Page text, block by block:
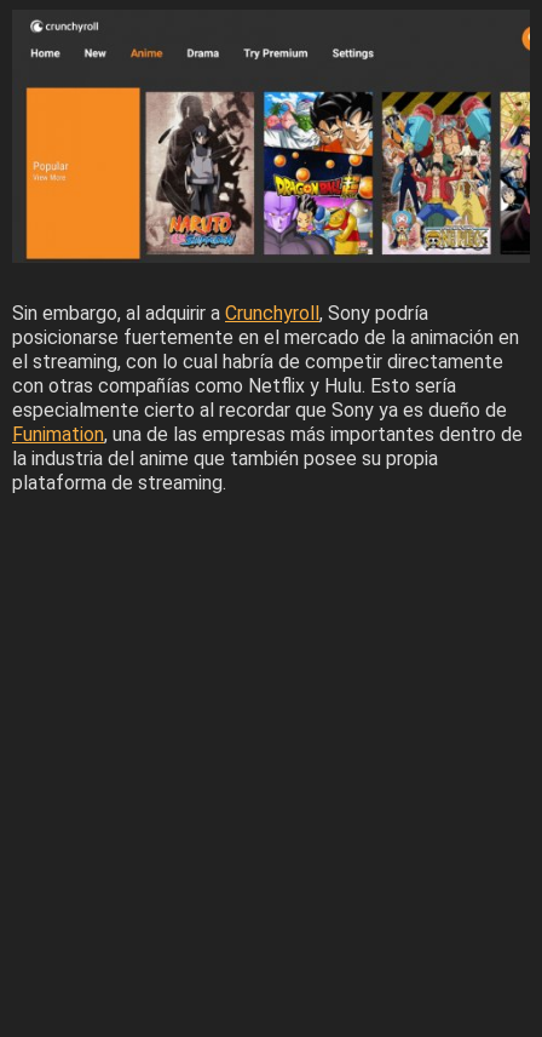
Sin embargo, al adquirir a Crunchyroll , Sony podría
posicionarse fuertemente en el mercado de la animación en
el streaming, con lo cual habría de competir directamente
con otras compañías como Netflix y Hulu. Esto sería
especialmente cierto al recordar que Sony ya es dueño de
Funimation, una de las empresas más importantes dentro de
la industria del anime que también posee su propia
plataforma de streaming.